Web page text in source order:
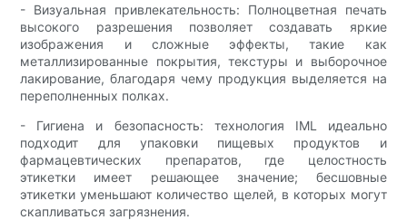
- Визуальная привлекательность: Полноцветная печать
высокого разрешения позволяет создавать яркие
изображения и сложные эффекты, такие как
металлизированные покрытия, текстуры и выборочное
лакирование, благодаря чему продукция выделяется на
переполненных полках.
- Гигиена и безопасность: технология IML идеально
подходит для упаковки пищевых продуктов и
фармацевтических препаратов, где целостность
этикетки имеет решающее значение; бесшовные
этикетки уменьшают количество щелей, в которых могут
скапливаться загрязнения.